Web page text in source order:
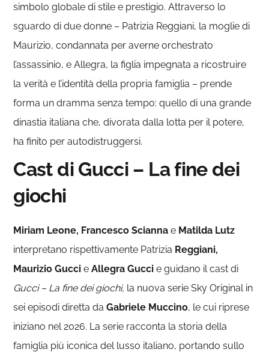
simbolo globale di stile e prestigio. Attraverso lo
sguardo di due donne – Patrizia Reggiani, la moglie di
Maurizio, condannata per averne orchestrato
l’assassinio, e Allegra, la figlia impegnata a ricostruire
la verità e l’identità della propria famiglia – prende
forma un dramma senza tempo: quello di una grande
dinastia italiana che, divorata dalla lotta per il potere,
ha finito per autodistruggersi.
Cast di Gucci – La fine dei
giochi
Miriam Leone, Francesco Scianna e Matilda Lutz
interpretano rispettivamente Patrizia Reggiani,
Maurizio Gucci eAllegra Gucci e guidano il cast di
Gucci – La fine dei giochi, la nuova serie Sky Original in
sei episodi diretta daGabriele Muccino, le cui riprese
iniziano nel 2026. La serie racconta la storia della
famiglia più iconica del lusso italiano, portando sullo